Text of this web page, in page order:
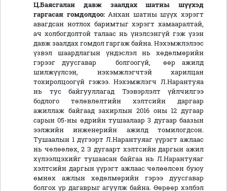
Ц.Баясгалан давж
заалдах шатны шүүхэд
гаргасан гомдолдоо:Анхан шатны шүүх хэрэгт
авагдсан нотлох баримтыг хэрэгт хамааралтай,
ач холбогдолтой талаас нь үнэлсэнгүй гэж үзэн
давж заалдах гомдол гаргаж байна. Нэхэмжлэлээс
үзвэл шаардлагын үндэслэл нь хөдөлмөрийн
гэрээг дуусгавар болгоогүй, өөр ажилд
шилжүүлсэн, нэхэмжлэгчтэй харилцан
тохиролцоогүй гэжээ. Нэхэмжлэгч Л.Нарантуяа
нь тус байгууллагад Тээвэрлэлт үйлчилгээ
бодлого төлөвлөлтийн хэлтсийн даргаар
ажиллаж байгаад захирлын 2016 оны 12 дугаар
сарын 05-ны өдрийн тушаалаар 3 дугаар баазын
ээлжийн инженерийн ажилд томилогдсон.
Тушаалын 1 дүгээрт Л.Нарантуяаг үүрэгт ажлаас
нь чөлөөлөх, 2 З дугаарт хэлтсийн даргын ажил
хүлээлцэхийг тушаасан байгаа нь Л.Нарантуяаг
хэлтсийн даргын үүрэгт ажлаас чөлөөлсөн буюу
өмнөх ажлын хөдөлмөрийн гэрээ дуусгавар
болгох үр дагаврыг агуулж байна. Өөрөөр хэлбэл